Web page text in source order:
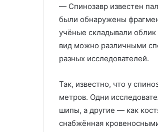
— Спинозавр известен
были обнаружены
учёные складывали
вид можно различными
разных исследователей.
Так, известно, что у
метров. Одни
шипы, а другие — как
снабжённая